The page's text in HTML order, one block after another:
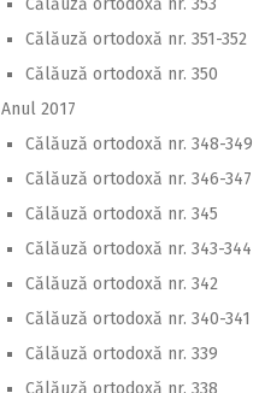
Călăuză ortodoxă nr. 353
Călăuză ortodoxă nr. 351-352
Călăuză ortodoxă nr. 350
Anul 2017
Călăuză ortodoxă nr. 348-349
Călăuză ortodoxă nr. 346-347
Călăuză ortodoxă nr. 345
Călăuză ortodoxă nr. 343-344
Călăuză ortodoxă nr. 342
Călăuză ortodoxă nr. 340-341
Călăuză ortodoxă nr. 339
Călăuză ortodoxă nr. 338